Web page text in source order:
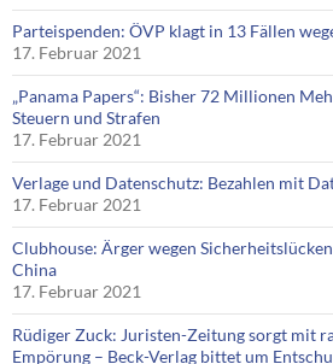
Parteispenden: ÖVP klagt in 13 Fällen
17. Februar 2021
„Panama Papers“: Bisher 72 Millionen
Steuern und Strafen
17. Februar 2021
Verlage und Datenschutz: Bezahlen mit
17. Februar 2021
Clubhouse: Ärger wegen
China
17. Februar 2021
Rüdiger Zuck: Juristen-Zeitung sorgt mit
Empörung – Beck-Verlag bittet um